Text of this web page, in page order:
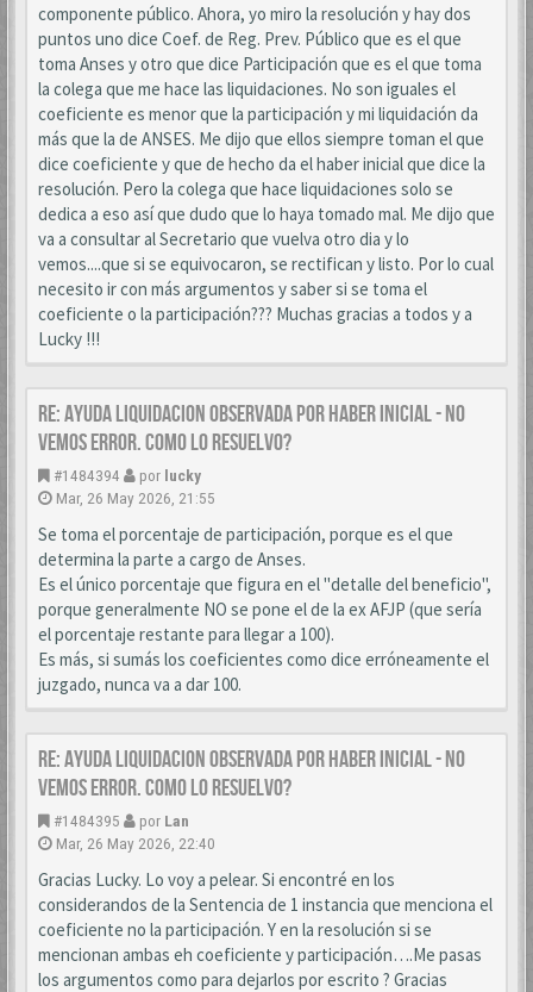
componente público. Ahora, yo miro la resolución y hay dos
puntos uno dice Coef. de Reg. Prev. Público que es el que
toma Anses y otro que dice Participación que es el que toma
la colega que me hace las liquidaciones. No son iguales el
coeficiente es menor que la participación y mi liquidación da
más que la de ANSES. Me dijo que ellos siempre toman el que
dice coeficiente y que de hecho da el haber inicial que dice la
resolución. Pero la colega que hace liquidaciones solo se
dedica a eso así que dudo que lo haya tomado mal. Me dijo que
va a consultar al Secretario que vuelva otro dia y lo
vemos....que si se equivocaron, se rectifican y listo. Por lo cual
necesito ir con más argumentos y saber si se toma el
coeficiente o la participación??? Muchas gracias a todos y a
Lucky !!!
Re: AYUDA LIQUIDACION OBSERVADA POR HABER INICIAL - NO
VEMOS ERROR. COMO LO RESUELVO?
#1484394 por lucky
Mar, 26 May 2026, 21:55
Se toma el porcentaje de participación, porque es el que
determina la parte a cargo de Anses.
Es el único porcentaje que figura en el "detalle del beneficio",
porque generalmente NO se pone el de la ex AFJP (que sería
el porcentaje restante para llegar a 100).
Es más, si sumás los coeficientes como dice erróneamente el
juzgado, nunca va a dar 100.
Re: AYUDA LIQUIDACION OBSERVADA POR HABER INICIAL - NO
VEMOS ERROR. COMO LO RESUELVO?
#1484395 por Lan
Mar, 26 May 2026, 22:40
Gracias Lucky. Lo voy a pelear. Si encontré en los
considerandos de la Sentencia de 1 instancia que menciona el
coeficiente no la participación. Y en la resolución si se
mencionan ambas eh coeficiente y participación….Me pasas
los argumentos como para dejarlos por escrito ? Gracias